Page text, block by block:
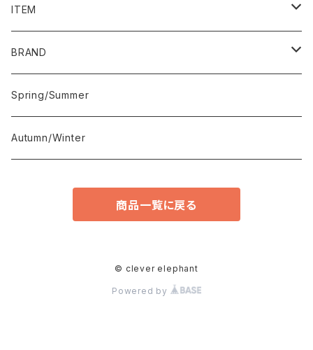
ITEM
トップス
Tシャツ／カットソー
シャツ／ブラウス
アウター
ジャケット
ボトム
サロペット／オールインワン
BRAND
快晴堂
buoybuoy
bulle de savon
Spring/Summer
Autumn/Winter
商品一覧に戻る
© clever elephant
Powered by